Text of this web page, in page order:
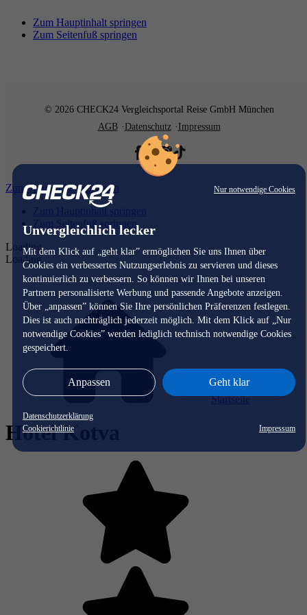
Nur notwendige Cookies
Unvergleichlich lecker
Mit dem Klick auf „geht klar” ermöglichen Sie uns Ihnen über
Cookies ein verbessertes Nutzungserlebnis zu servieren und dieses
kontinuierlich zu verbessern. So können wir Ihnen bei unseren
Partnern personalisierte Werbung und passende Angebote anzeigen.
Über „anpassen” können Sie Ihre persönlichen Präferenzen festlegen.
Dies ist auch nachträglich jederzeit möglich. Mit dem Klick auf „Nur
notwendige Cookies” werden lediglich technisch notwendige Cookies
gespeichert.
Anpassen Geht klar
Datenschutzerklärung
Cookierichtlinie
Impressum
Zum Hauptinhalt springen
Zum Seitenfuß springen
© 2026 CHECK24 Vergleichsportal Reise GmbH München
AGB
Datenschutz Impressum
Zum Hauptinhalt springen
Zum Hauptinhalt springen
Zum Seitenfuß springen
Loading...
Loading...
Startseite
Hotel Kotva